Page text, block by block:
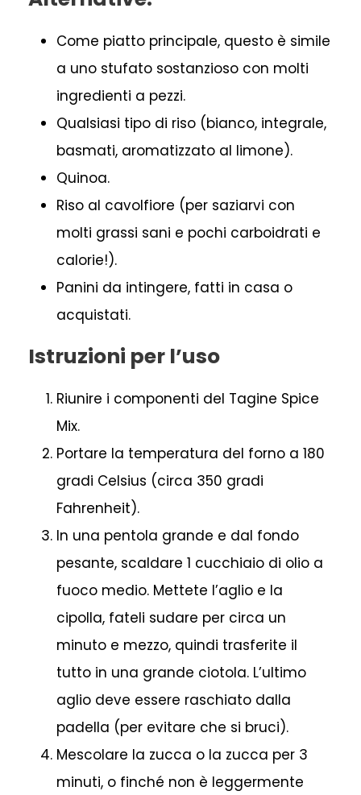
Come piatto principale, questo è simile
a uno stufato sostanzioso con molti
ingredienti a pezzi.
Qualsiasi tipo di riso (bianco, integrale,
basmati, aromatizzato al limone).
Quinoa.
Riso al cavolfiore (per saziarvi con
molti grassi sani e pochi carboidrati e
calorie!).
Panini da intingere, fatti in casa o
acquistati.
Istruzioni per l’uso
Riunire i componenti del Tagine Spice
Mix.
Portare la temperatura del forno a 180
gradi Celsius (circa 350 gradi
Fahrenheit).
In una pentola grande e dal fondo
pesante, scaldare 1 cucchiaio di olio a
fuoco medio. Mettete l’aglio e la
cipolla, fateli sudare per circa un
minuto e mezzo, quindi trasferite il
tutto in una grande ciotola. L’ultimo
aglio deve essere raschiato dalla
padella (per evitare che si bruci).
Mescolare la zucca o la zucca per 3
minuti, o finché non è leggermente